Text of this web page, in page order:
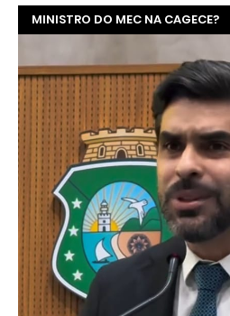
MINISTRO DO MEC NA CAGECE?